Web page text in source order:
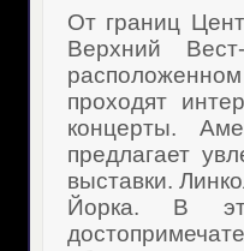
От границ
Верхний
проходят
концерты.
предлагает
выставки.
Йорка. В